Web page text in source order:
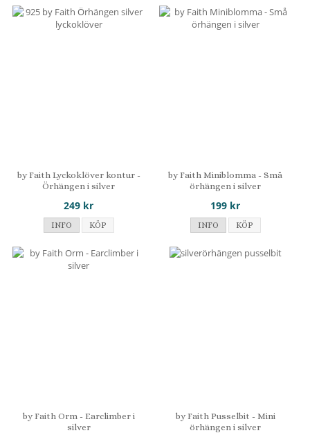
by Faith Lyckoklöver kontur -
Örhängen i silver
249 kr
INFO KÖP
by Faith Miniblomma - Små
örhängen i silver
199 kr
INFO KÖP
by Faith Orm - Earclimber i
silver
by Faith Pusselbit - Mini
örhängen i silver